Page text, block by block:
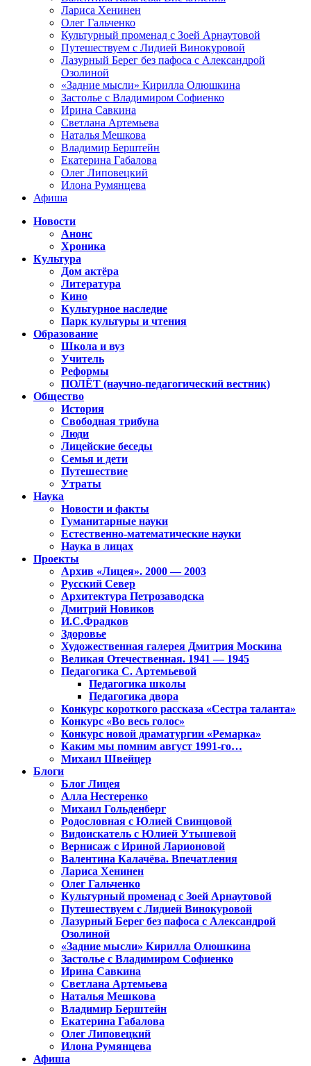
Лариса Хенинен
Олег Гальченко
Культурный променад с Зоей Арнаутовой
Путешествуем с Лидией Винокуровой
Лазурный Берег без пафоса с Александрой
Озолиной
«Задние мысли» Кирилла Олюшкина
Застолье с Владимиром Софиенко
Ирина Савкина
Светлана Артемьева
Наталья Мешкова
Владимир Берштейн
Екатерина Габалова
Олег Липовецкий
Илона Румянцева
Афиша
Новости
Анонс
Хроника
Культура
Дом актёра
Литература
Кино
Культурное наследие
Парк культуры и чтения
Образование
Школа и вуз
Учитель
Реформы
ПОЛЁТ (научно-педагогический вестник)
Общество
История
Свободная трибуна
Люди
Лицейские беседы
Семья и дети
Путешествие
Утраты
Наука
Новости и факты
Гуманитарные науки
Естественно-математические науки
Наука в лицах
Проекты
Архив «Лицея». 2000 — 2003
Русский Север
Архитектура Петрозаводска
Дмитрий Новиков
И.С.Фрадков
Здоровье
Художественная галерея Дмитрия Москина
Великая Отечественная. 1941 — 1945
Педагогика С. Артемьевой
Педагогика школы
Педагогика двора
Конкурс короткого рассказа «Сестра таланта»
Конкурс «Во весь голос»
Конкурс новой драматургии «Ремарка»
Каким мы помним август 1991-го…
Михаил Швейцер
Блоги
Блог Лицея
Алла Нестеренко
Михаил Гольденберг
Родословная с Юлией Свинцовой
Видоискатель с Юлией Утышевой
Вернисаж с Ириной Ларионовой
Валентина Калачёва. Впечатления
Лариса Хенинен
Олег Гальченко
Культурный променад с Зоей Арнаутовой
Путешествуем с Лидией Винокуровой
Лазурный Берег без пафоса с Александрой
Озолиной
«Задние мысли» Кирилла Олюшкина
Застолье с Владимиром Софиенко
Ирина Савкина
Светлана Артемьева
Наталья Мешкова
Владимир Берштейн
Екатерина Габалова
Олег Липовецкий
Илона Румянцева
Афиша